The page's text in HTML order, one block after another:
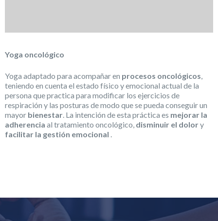
Yoga oncológico
Yoga adaptado para acompañar en procesos oncológicos,
teniendo en cuenta el estado físico y emocional actual de la
persona que practica para modificar los ejercicios de
respiración y las posturas de modo que se pueda conseguir un
mayor bienestar. La intención de esta práctica es mejorar la
adherencia al tratamiento oncológico, disminuir el dolory
facilitar la gestión emocional .